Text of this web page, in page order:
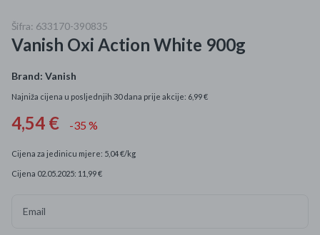
Ograničena cijena
Najpopularniji proizvodi
Roba s greškom
Šifra: 633170-390835
Vanish Oxi Action White 900g
Brand: Vanish
Najniža cijena u posljednjih 30 dana prije akcije: 6,99 €
4,54 € -35 %
Cijena za jedinicu mjere: 5,04 €/kg
Cijena 02.05.2025: 11,99 €
Email